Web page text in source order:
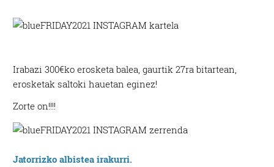
Irabazi 300€ko erosketa balea, gaurtik 27ra bitartean,
erosketak saltoki hauetan eginez!
Zorte on!!!!
Jatorrizko albistea irakurri.